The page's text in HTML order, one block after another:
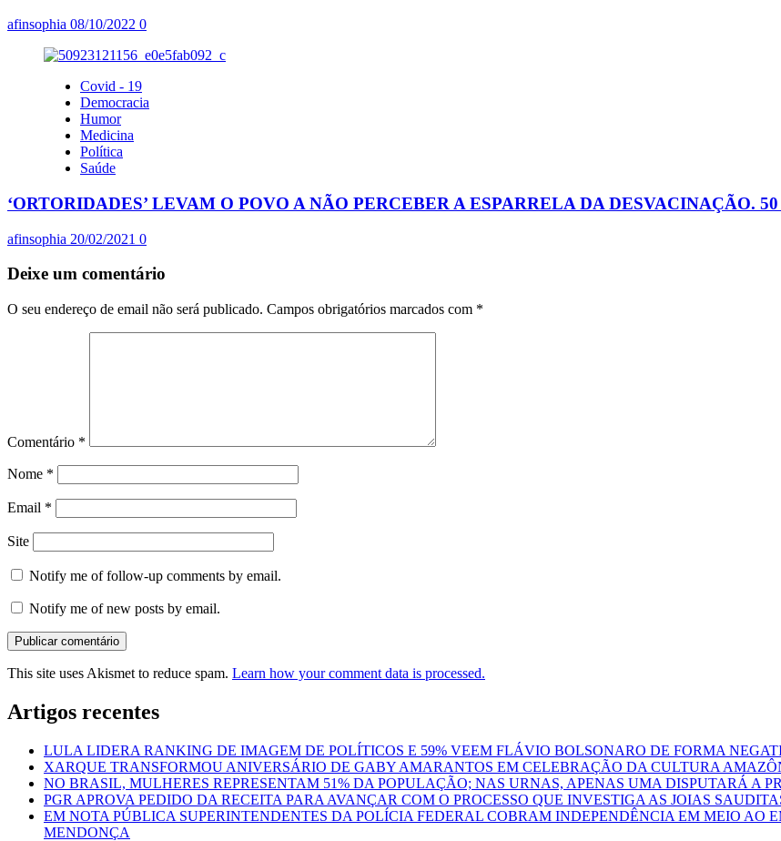
afinsophia 08/10/2022 0
Covid - 19
Democracia
Humor
Medicina
Política
Saúde
‘ORTORIDADES’ LEVAM O POVO A NÃO PERCEBER A ESPARRELA DA DESVACINAÇÃO.
afinsophia 20/02/2021 0
Deixe um comentário
O seu endereço de email não será publicado. Campos obrigatórios marcados com *
Comentário *
Nome *
Email *
Site
Notify me of follow-up comments by email.
Notify me of new posts by email.
This site uses Akismet to reduce spam. Learn how your comment data is processed.
Artigos recentes
LULA LIDERA RANKING DE IMAGEM DE POLÍTICOS E 59% VEEM FLÁVIO BOLSONARO DE FORMA
XARQUE TRANSFORMOU ANIVERSÁRIO DE GABY AMARANTOS EM CELEBRAÇÃO DA CULTURA
NO BRASIL, MULHERES REPRESENTAM 51% DA POPULAÇÃO; NAS URNAS, APENAS UMA DISPUTARÁ A
PGR APROVA PEDIDO DA RECEITA PARA AVANÇAR COM O PROCESSO QUE INVESTIGA AS JOIAS
EM NOTA PÚBLICA SUPERINTENDENTES DA POLÍCIA FEDERAL COBRAM INDEPENDÊNCIA EM MEIO AO
MENDONÇA